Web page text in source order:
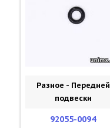
Разное - Передней
подвески
92055-0094